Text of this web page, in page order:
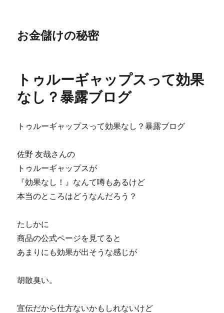
お金儲けの秘密
トゥルーギャップスって効果
なし？暴露ブログ
トゥルーギャップスって効果なし？暴露ブログ
佐野 友哉さんの
トゥルーギャップスが
『効果なし！』なんて噂もあるけど
本当のところはどうなんだろう？
たしかに
商品の公式ページを見てると
あまりにも効果が出そうな感じが
胡散臭い。
宣伝だから仕方ないかもしれないけど